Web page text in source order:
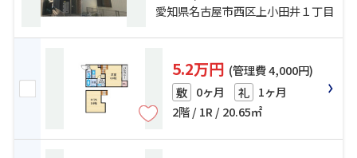
田井」駅 徒歩14分
愛知県名古屋市西区上小田井１丁目
5.2万円 (管理費 4,000円)
敷 0ヶ月 礼 1ヶ月
2階 / 1R / 20.65㎡